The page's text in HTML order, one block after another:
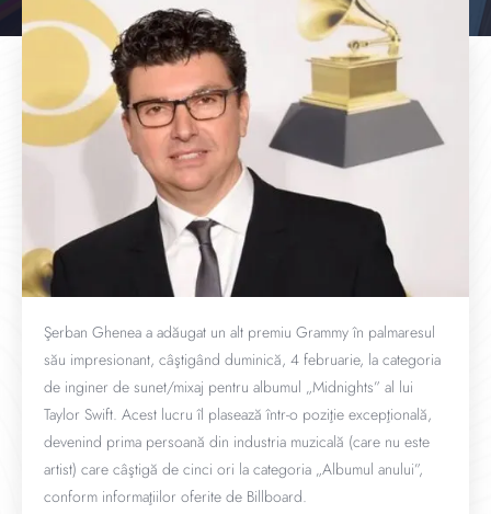
Şerban Ghenea a adăugat un alt premiu Grammy în palmaresul
său impresionant, câştigând duminică, 4 februarie, la categoria
de inginer de sunet/mixaj pentru albumul „Midnights” al lui
Taylor Swift. Acest lucru îl plasează într-o poziţie excepţională,
devenind prima persoană din industria muzicală (care nu este
artist) care câştigă de cinci ori la categoria „Albumul anului”,
conform informaţiilor oferite de Billboard.